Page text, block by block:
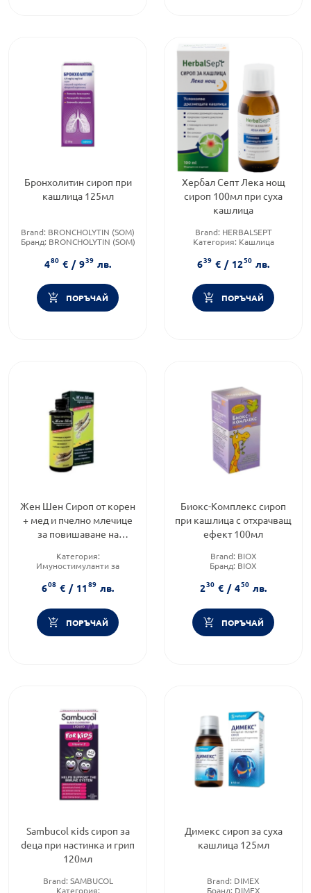
Бронхолитин сироп при
кашлица 125мл
Brand: BRONCHOLYTIN (SOM)
Бранд: BRONCHOLYTIN (SOM)
480 € / 939 лв.
ПОРЪЧАЙ
Хербал Септ Лека нощ
сироп 100мл при суха
кашлица
Brand: HERBALSEPT
Категория: Кашлица
639 € / 1250 лв.
ПОРЪЧАЙ
Жен Шен Сироп от корен
+ мед и пчелно млечице
за повишаване на
Панацея
Категория:
Имуностимуланти за
Предназначено за:възрастни
Форма на продукта:сироп
608 € / 1189 лв.
ПОРЪЧАЙ
Биокс-Комплекс сироп
при кашлица с отхрачващ
ефект 100мл
Brand: BIOX
Бранд: BIOX
230 € / 450 лв.
ПОРЪЧАЙ
Sambucol кids сироп за
dеца при настинка и грип
120мл
Brand: SAMBUCOL
Категория:
Димекс сироп за суха
кашлица 125мл
Brand: DIMEX
Бранд: DIMEX